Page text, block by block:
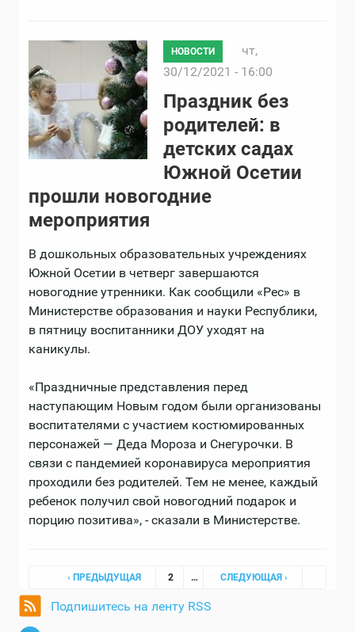
НОВОСТИ
чт,
30/12/2021 - 16:00
Праздник без
родителей: в
детских садах
Южной Осетии
прошли новогодние
мероприятия
В дошкольных образовательных учреждениях
Южной Осетии в четверг завершаются
новогодние утренники. Как сообщили «Рес» в
Министерстве образования и науки Республики,
в пятницу воспитанники ДОУ уходят на
каникулы.
«Праздничные представления перед
наступающим Новым годом были организованы
воспитателями с участием костюмированных
персонажей — Деда Мороза и Снегурочки. В
связи с пандемией коронавируса мероприятия
проходили без родителей. Тем не менее, каждый
ребенок получил свой новогодний подарок и
порцию позитива», - сказали в Министерстве.
Страницы
‹ ПРЕДЫДУЩАЯ 2 … СЛЕДУЮЩАЯ ›
Подпишитесь на ленту RSS